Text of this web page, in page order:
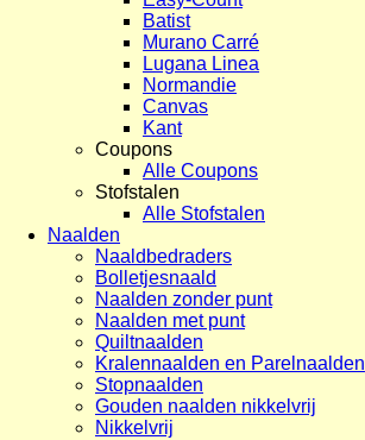
Batist
Murano Carré
Lugana Linea
Normandie
Canvas
Kant
Coupons
Alle Coupons
Stofstalen
Alle Stofstalen
Naalden
Naaldbedraders
Bolletjesnaald
Naalden zonder punt
Naalden met punt
Quiltnaalden
Kralennaalden en Parelnaalden
Stopnaalden
Gouden naalden nikkelvrij
Nikkelvrij